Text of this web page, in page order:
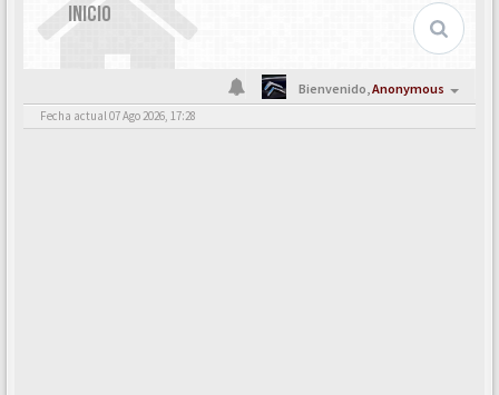
INICIO
Bienvenido,Anonymous
Fecha actual 07 Ago 2026, 17:28